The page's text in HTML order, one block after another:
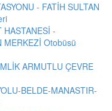
- FATİH SULTAN
HASTANESİ -
MERKEZİ Otobüsü
ARMUTLU ÇEVRE
BELDE-MANASTIR-